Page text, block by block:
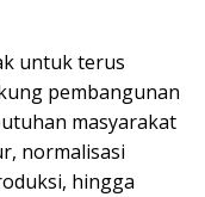
untuk terus
pembangunan
masyarakat
normalisasi
hingga